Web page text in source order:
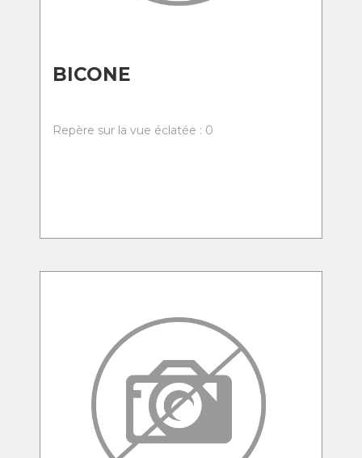
BICONE
Repère sur la vue éclatée : 0